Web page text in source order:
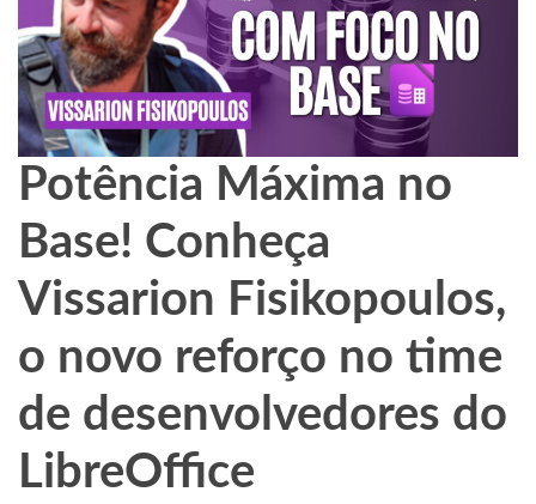
Potência Máxima no
Base! Conheça
Vissarion Fisikopoulos,
o novo reforço no time
de desenvolvedores do
LibreOffice